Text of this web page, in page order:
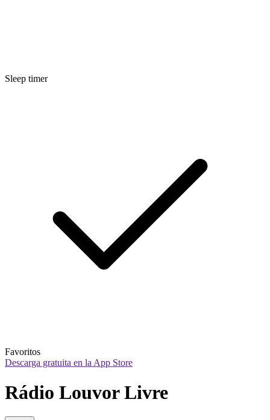
Sleep timer
Favoritos
Descarga gratuita en la App Store
Rádio Louvor Livre